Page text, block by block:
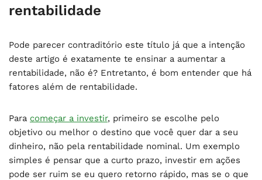
rentabilidade
Pode parecer contraditório este título já que a intenção
deste artigo é exatamente te ensinar a aumentar a
rentabilidade, não é? Entretanto, é bom entender que há
fatores além de rentabilidade.
Para começar a investir, primeiro se escolhe pelo
objetivo ou melhor o destino que você quer dar a seu
dinheiro, não pela rentabilidade nominal. Um exemplo
simples é pensar que a curto prazo, investir em ações
pode ser ruim se eu quero retorno rápido, mas se o que